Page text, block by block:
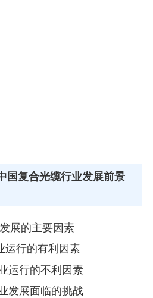
复合光缆行业发展前景
展的主要因素
运行的有利因素
运行的不利因素
发展面临的挑战